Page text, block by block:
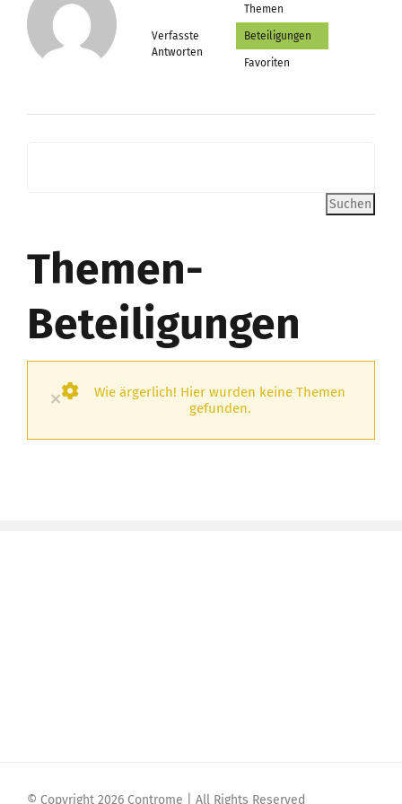
Themen
Verfasste
Antworten
Beteiligungen
Favoriten
Themen-
Beteiligungen
×
Wie ärgerlich! Hier wurden keine Themen
gefunden.
© Copyright 2026 Controme | All Rights Reserved